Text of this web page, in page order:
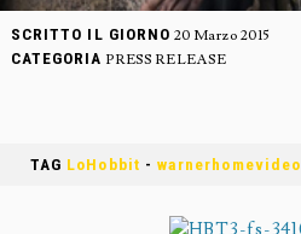
SCRITTO IL GIORNO 20 Marzo 2015
CATEGORIA PRESS RELEASE
TAG LoHobbit -warnerhomevideo